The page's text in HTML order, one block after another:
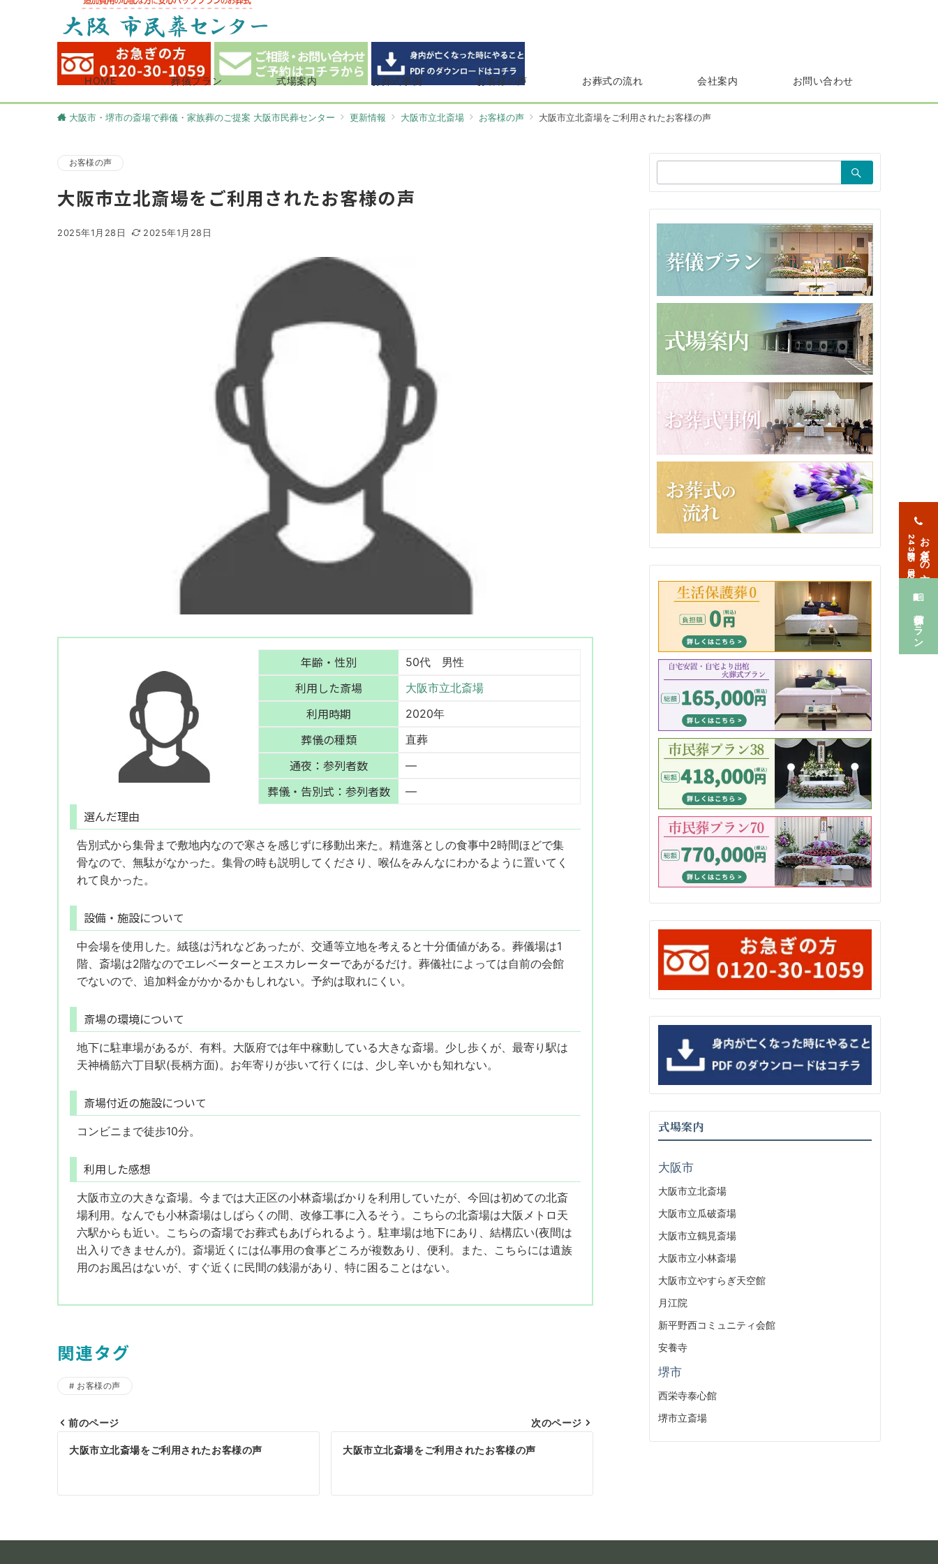
HOME 葬儀プラン 式場案内 お葬式事例 お客様の声 お葬式の流れ 会社案内 お問い合わせ
大阪市・堺市の斎場で葬儀・家族葬のご提案 大阪市民葬センター 更新情報 大阪市立北斎場 お客様の声 大阪市立北斎場をご利用されたお客様の声
お客様の声
大阪市立北斎場をご利用されたお客様の声
2025年1月28日 2025年1月28日
年齢・性別 50代 男性
利用した斎場 大阪市立北斎場
利用時期 2020年
葬儀の種類 直葬
通夜：参列者数 —
葬儀・告別式：参列者数 —
選んだ理由
告別式から集骨まで敷地内なので寒さを感じずに移動出来た。精進落としの食事中2時間ほどで集
骨なので、無駄がなかった。集骨の時も説明してくださり、喉仏をみんなにわかるように置いてく
れて良かった。
設備・施設について
中会場を使用した。絨毯は汚れなどあったが、交通等立地を考えると十分価値がある。葬儀場は1
階、斎場は2階なのでエレベーターとエスカレーターであがるだけ。葬儀社によっては自前の会館
でないので、追加料金がかかるかもしれない。予約は取れにくい。
斎場の環境について
地下に駐車場があるが、有料。大阪府では年中稼動している大きな斎場。少し歩くが、最寄り駅は
天神橋筋六丁目駅(長柄方面)。お年寄りが歩いて行くには、少し辛いかも知れない。
斎場付近の施設について
コンビニまで徒歩10分。
利用した感想
大阪市立の大きな斎場。今までは大正区の小林斎場ばかりを利用していたが、今回は初めての北斎
場利用。なんでも小林斎場はしばらくの間、改修工事に入るそう。こちらの北斎場は大阪メトロ天
六駅からも近い。こちらの斎場でお葬式もあげられるよう。駐車場は地下にあり、結構広い(夜間は
出入りできませんが)。斎場近くには仏事用の食事どころが複数あり、便利。また、こちらには遺族
用のお風呂はないが、すぐ近くに民間の銭湯があり、特に困ることはない。
関連タグ
お客様の声
投
ナ
ゲ
前のページ
大阪市立北斎場をご利用されたお客様の声
次のページ
大阪市立北斎場をご利用されたお客様の声
索：
式場案内
大阪市
大阪市立北斎場
大阪市立瓜破斎場
大阪市立鶴見斎場
大阪市立小林斎場
大阪市立やすらぎ天空館
月江院
新平野西コミュニティ会館
安養寺
堺市
西栄寺泰心館
堺市立斎場
お急ぎの方
24時間365日対応
葬儀プラン